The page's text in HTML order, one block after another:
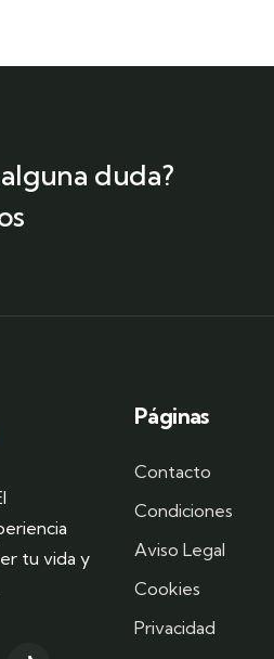
duda?
tu vida y
Páginas
Contacto
Condiciones
Aviso Legal
Cookies
Privacidad